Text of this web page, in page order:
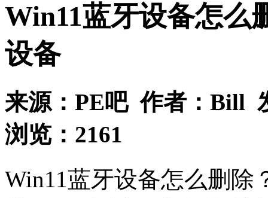
Win11蓝牙设备怎么
设备
来源： PE吧作者： Bill
浏览： 2161
Win11蓝牙设备怎么删除